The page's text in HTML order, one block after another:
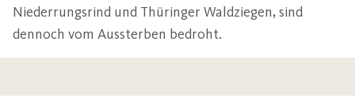
Niederrungsrind und Thüringer Waldziegen, sind
dennoch vom Aussterben bedroht.